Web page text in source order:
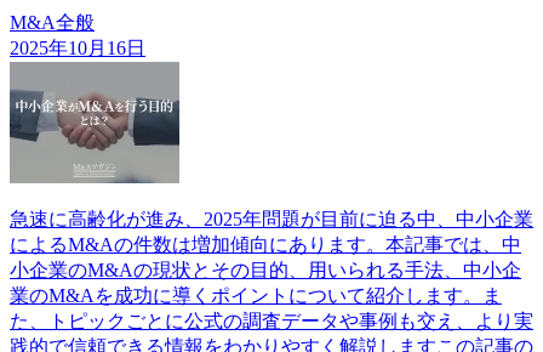
M&A全般
2025年10月16日
急速に高齢化が進み、2025年問題が目前に迫る中、中小企業
によるM&Aの件数は増加傾向にあります。本記事では、中
小企業のM&Aの現状とその目的、用いられる手法、中小企
業のM&Aを成功に導くポイントについて紹介します。ま
た、トピックごとに公式の調査データや事例も交え、より実
践的で信頼できる情報をわかりやすく解説しますこの記事の